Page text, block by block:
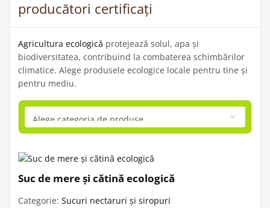
producători certificați
Agricultura ecologică protejează solul, apa și
biodiversitatea, contribuind la combaterea schimbărilor
climatice. Alege produsele ecologice locale pentru tine și
pentru mediu.
Suc de mere și cătină ecologică
Categorie: Sucuri nectaruri și siropuri